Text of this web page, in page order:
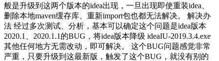
般是升级到这两个版本的idea出现，一旦出现即使重装idea、
删除本地maven缓存库、重新import包也都无法解决。 解决办
法 经过多次测试、分析，基本可以确定这个问题是idea版本
2020.1、2020.1.1的BUG，将idea版本降级 ideaIU-2019.3.4.exe
其他任何地方无需改动，即可解决。 这个BUG问题感觉非常
严重，只要升级到这最新版，触发了这个BUG，就没有别的